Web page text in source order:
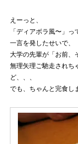
えーっと、
「ディアボラ風〜」
一言を発したせいで、
大学の先輩が「お前、
無理矢理ご馳走されち
ど、、、
でも、ちゃんと完食し